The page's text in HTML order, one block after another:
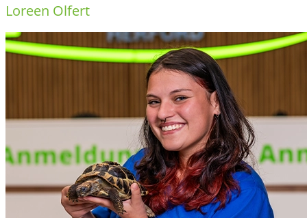
Loreen Olfert